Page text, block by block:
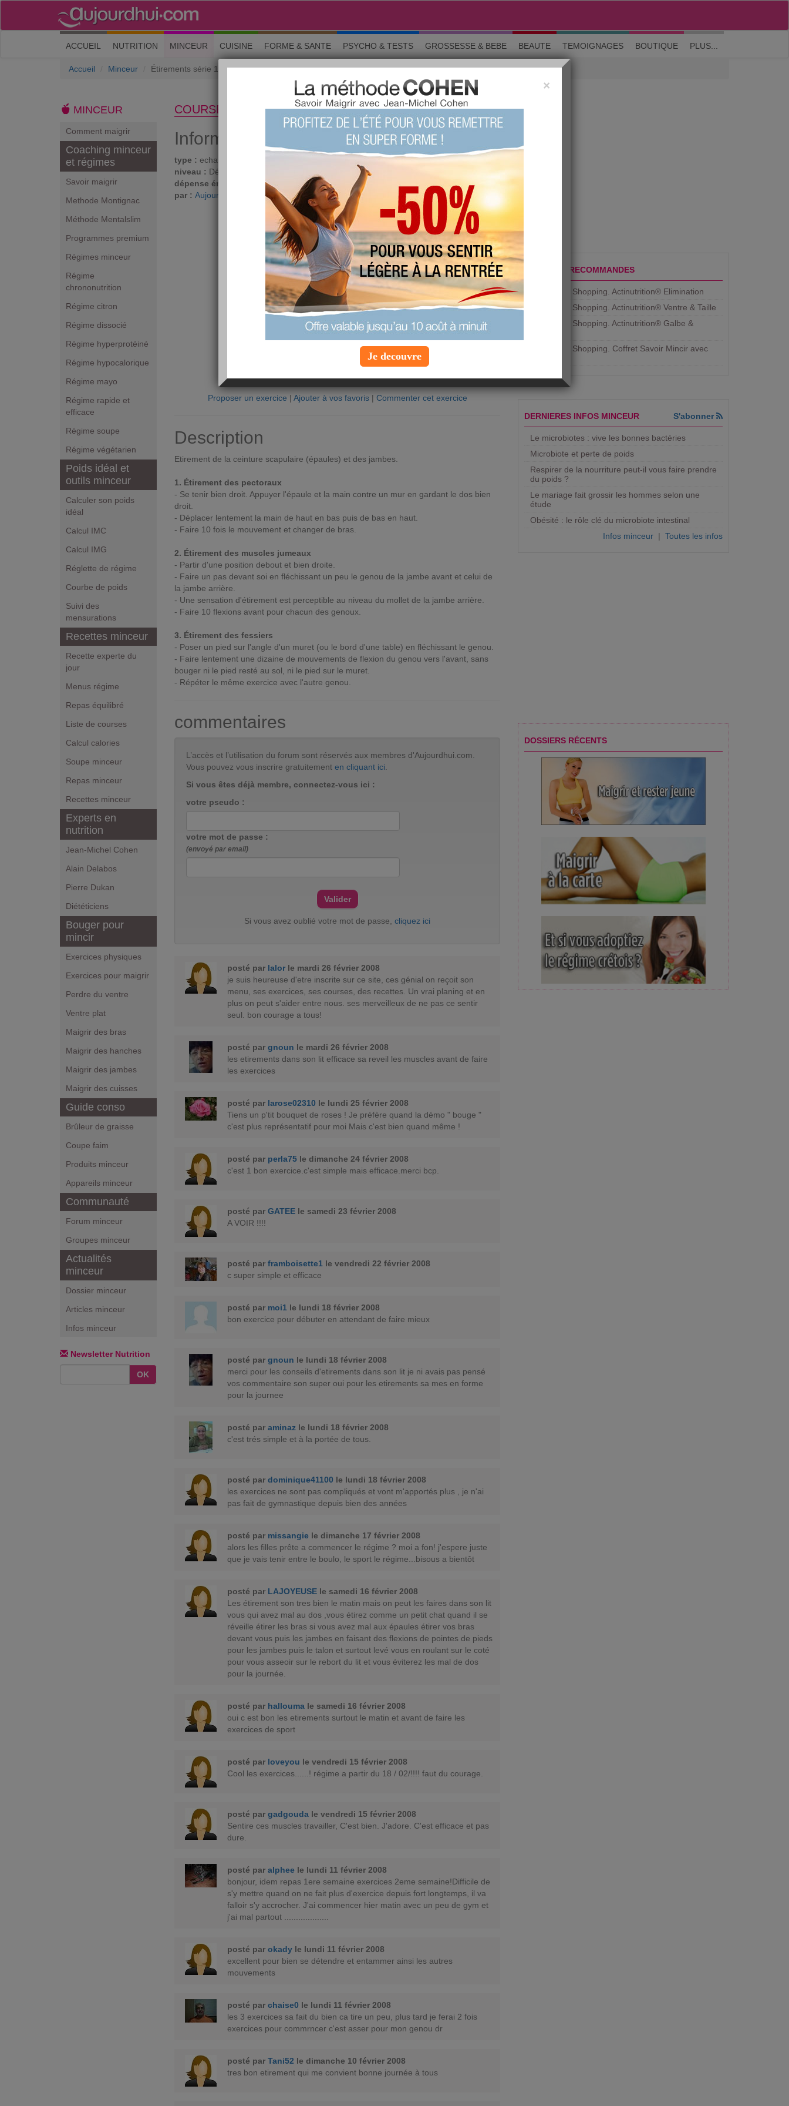
M'inscrire| Me connecter| ? Visite guidée
ACCUEIL (current)
NUTRITION MINCEUR CUISINE FORME & SANTE PSYCHO & TESTS GROSSESSE & BEBE BEAUTE TEMOIGNAGES BOUTIQUE PLUS...
Accueil Minceur Étirements série 1
MINCEUR
Comment maigrir
Coaching minceur
et régimes
Savoir maigrir
Methode Montignac
Méthode Mentalslim
Programmes premium
Régimes minceur
Régime
chrononutrition
Régime citron
Régime dissocié
Régime hyperprotéiné
Régime hypocalorique
Régime mayo
Régime rapide et
efficace
Régime soupe
Régime végétarien
Poids idéal et
outils minceur
Calculer son poids
idéal
Calcul IMC
Calcul IMG
Réglette de régime
Courbe de poids
Suivi des
mensurations
Recettes minceur
Recette experte du
jour
Menus régime
Repas équilibré
Liste de courses
Calcul calories
Soupe minceur
Repas minceur
Recettes minceur
Experts en
nutrition
Jean-Michel Cohen
Alain Delabos
Pierre Dukan
Diététiciens
Bouger pour
mincir
Exercices physiques
Exercices pour maigrir
Perdre du ventre
Ventre plat
Maigrir des bras
Maigrir des hanches
Maigrir des jambes
Maigrir des cuisses
Guide conso
Brûleur de graisse
Coupe faim
Produits minceur
Appareils minceur
Communauté
Forum minceur
Groupes minceur
Actualités
minceur
Dossier minceur
Articles minceur
Infos minceur
Newsletter Nutrition
OK
COURSE À PIED
Informations générales
type : echauffements
niveau : Débutant
dépense énergétique : 308
proposée
par : Aujourdhui.com
favorite :837 fois
commentée :
votre avis sur ce produit ?
4
Proposer un exercice | Ajouter à vos favoris| Commenter cet exercice
Description
Etirement de la ceinture scapulaire (épaules) et des jambes.
1. Étirement des pectoraux
- Se tenir bien droit. Appuyer l'épaule et la main contre un mur en gardant le dos bien
droit.
- Déplacer lentement la main de haut en bas puis de bas en haut.
- Faire 10 fois le mouvement et changer de bras.
2. Étirement des muscles jumeaux
- Partir d'une position debout et bien droite.
- Faire un pas devant soi en fléchissant un peu le genou de la jambe avant et celui de
la jambe arrière.
- Une sensation d'étirement est perceptible au niveau du mollet de la jambe arrière.
- Faire 10 flexions avant pour chacun des genoux.
3. Étirement des fessiers
- Poser un pied sur l'angle d'un muret (ou le bord d'une table) en fléchissant le genou.
- Faire lentement une dizaine de mouvements de flexion du genou vers l'avant, sans
bouger ni le pied resté au sol, ni le pied sur le muret.
- Répéter le même exercice avec l'autre genou.
commentaires
L’accès et l’utilisation du forum sont réservés aux membres d'Aujourdhui.com.
Vous pouvez vous inscrire gratuitement en cliquant ici
Si vous êtes déjà membre, connectez-vous ici :
votre pseudo :
votre mot de passe :
(envoyé par email)
Si vous avez oublié votre mot de passe, cliquez ici
posté par lalor le mardi 26 février 2008
je suis heureuse d'etre inscrite sur ce site, ces génial on reçoit son
menu, ses exercices, ses courses, des recettes. Un vrai planing et en
plus on peut s'aider entre nous. ses merveilleux de ne pas ce sentir
seul. bon courage a tous!
posté par gnoun le mardi 26 février 2008
les etirements dans son lit efficace sa reveil les muscles avant de faire
les exercices
posté par larose02310 le lundi 25 février 2008
Tiens un p'tit bouquet de roses ! Je préfère quand la démo " bouge "
c'est plus représentatif pour moi Mais c'est bien quand même !
posté par perla75 le dimanche 24 février 2008
c'est 1 bon exercice.c'est simple mais efficace.merci bcp.
posté par GATEE le samedi 23 février 2008
A VOIR !!!!
posté par framboisette1 le vendredi 22 février 2008
c super simple et efficace
posté par moi1 le lundi 18 février 2008
bon exercice pour débuter en attendant de faire mieux
posté par gnoun le lundi 18 février 2008
merci pour les conseils d'etirements dans son lit je ni avais pas pensé
vos commentaire son super oui pour les etirements sa mes en forme
pour la journee
posté par aminaz le lundi 18 février 2008
c'est trés simple et à la portée de tous.
posté par dominique41100 le lundi 18 février 2008
les exercices ne sont pas compliqués et vont m'apportés plus , je n'ai
pas fait de gymnastique depuis bien des années
posté par missangie le dimanche 17 février 2008
alors les filles prête a commencer le régime ? moi a fon! j'espere juste
que je vais tenir entre le boulo, le sport le régime...bisous a bientôt
posté par LAJOYEUSE le samedi 16 février 2008
Les étirement son tres bien le matin mais on peut les faires dans son lit
vous qui avez mal au dos ,vous étirez comme un petit chat quand il se
réveille étirer les bras si vous avez mal aux épaules étirer vos bras
devant vous puis les jambes en faisant des flexions de pointes de pieds
pour les jambes puis le talon et surtout levé vous en roulant sur le coté
pour vous asseoir sur le rebort du lit et vous éviterez les mal de dos
pour la journée.
posté par hallouma le samedi 16 février 2008
oui c est bon les etirements surtout le matin et avant de faire les
exercices de sport
posté par loveyou le vendredi 15 février 2008
Cool les exercices......! régime a partir du 18 / 02/!!!! faut du courage.
posté par gadgouda le vendredi 15 février 2008
Sentire ces muscles travailler, C'est bien. J'adore. C'est efficace et pas
dure.
posté par alphee le lundi 11 février 2008
bonjour, idem repas 1ere semaine exercices 2eme semaine!Difficile de
s'y mettre quand on ne fait plus d'exercice depuis fort longtemps, il va
falloir s'y accrocher. J'ai commencer hier matin avec un peu de gym et
j'ai mal partout ...................
posté par okady le lundi 11 février 2008
excellent pour bien se détendre et entammer ainsi les autres
mouvements
posté par chaise0 le lundi 11 février 2008
les 3 exercices sa fait du bien ca tire un peu, plus tard je ferai 2 fois
exercices pour commrncer c'est asser pour mon genou dr
posté par Tani52 le dimanche 10 février 2008
tres bon etirement qui me convient bonne journée à tous
PRODUITS RECOMMANDES
Aujourdhui Shopping. Actinutrition® Elimination
Aujourdhui Shopping. Actinutrition® Ventre & Taille
Aujourdhui Shopping. Actinutrition® Galbe &
Aujourdhui Shopping. ​Coffret Savoir Mincir avec
DERNIERES INFOS MINCEUR S'abonner
Le microbiotes : vive les bonnes bactéries
Microbiote et perte de poids
Respirer de la nourriture peut-il vous faire prendre
du poids ?
Le mariage fait grossir les hommes selon une
étude
Obésité : le rôle clé du microbiote intestinal
Infos minceur | Toutes les infos
DOSSIERS RÉCENTS
×
Je decouvre